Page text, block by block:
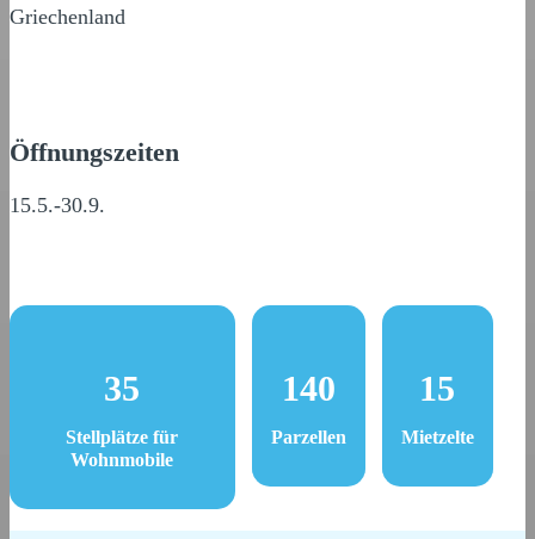
Griechenland
Öffnungszeiten
15.5.-30.9.
35
Stellplätze für
Wohnmobile
140
Parzellen
15
Mietzelte